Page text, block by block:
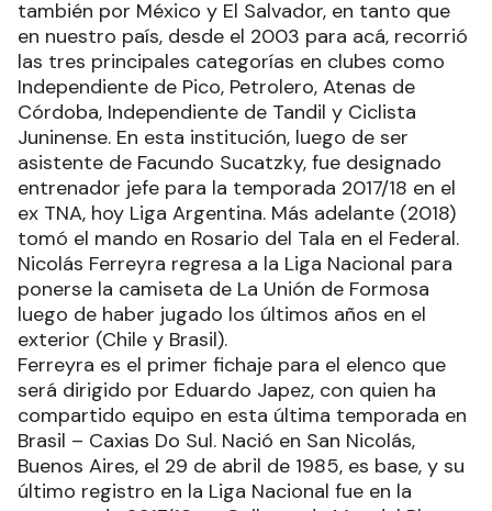
también por México y El Salvador, en tanto que
en nuestro país, desde el 2003 para acá, recorrió
las tres principales categorías en clubes como
Independiente de Pico, Petrolero, Atenas de
Córdoba, Independiente de Tandil y Ciclista
Juninense. En esta institución, luego de ser
asistente de Facundo Sucatzky, fue designado
entrenador jefe para la temporada 2017/18 en el
ex TNA, hoy Liga Argentina. Más adelante (2018)
tomó el mando en Rosario del Tala en el Federal.
Nicolás Ferreyra regresa a la Liga Nacional para
ponerse la camiseta de La Unión de Formosa
luego de haber jugado los últimos años en el
exterior (Chile y Brasil).
Ferreyra es el primer fichaje para el elenco que
será dirigido por Eduardo Japez, con quien ha
compartido equipo en esta última temporada en
Brasil – Caxias Do Sul. Nació en San Nicolás,
Buenos Aires, el 29 de abril de 1985, es base, y su
último registro en la Liga Nacional fue en la